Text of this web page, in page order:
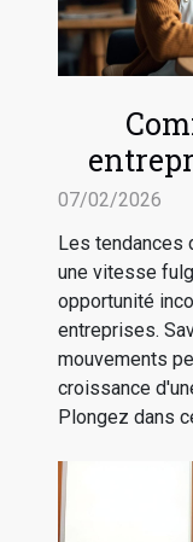
tirer
07/02/2026
Les tendances
une vitesse
opportunité
entreprises.
mouvements
croissance
Plongez dans